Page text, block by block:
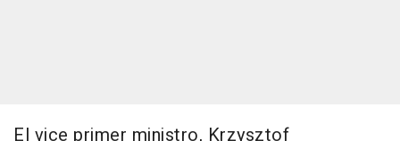
El vice primer ministro, Krzysztof